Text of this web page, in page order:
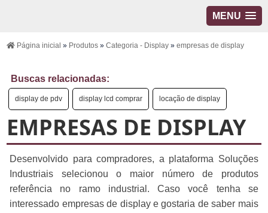
MENU
Página inicial » Produtos»Categoria - Display»empresas de display
Buscas relacionadas:
display de pdv display lcd comprar locação de display
EMPRESAS DE DISPLAY
Desenvolvido para compradores, a plataforma Soluções
Industriais selecionou o maior número de produtos
referência no ramo industrial. Caso você tenha se
interessado empresas de display e gostaria de saber mais